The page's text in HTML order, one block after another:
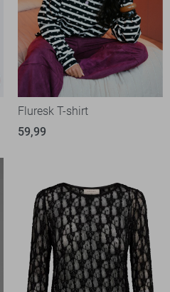
Fluresk T-shirt
59,99